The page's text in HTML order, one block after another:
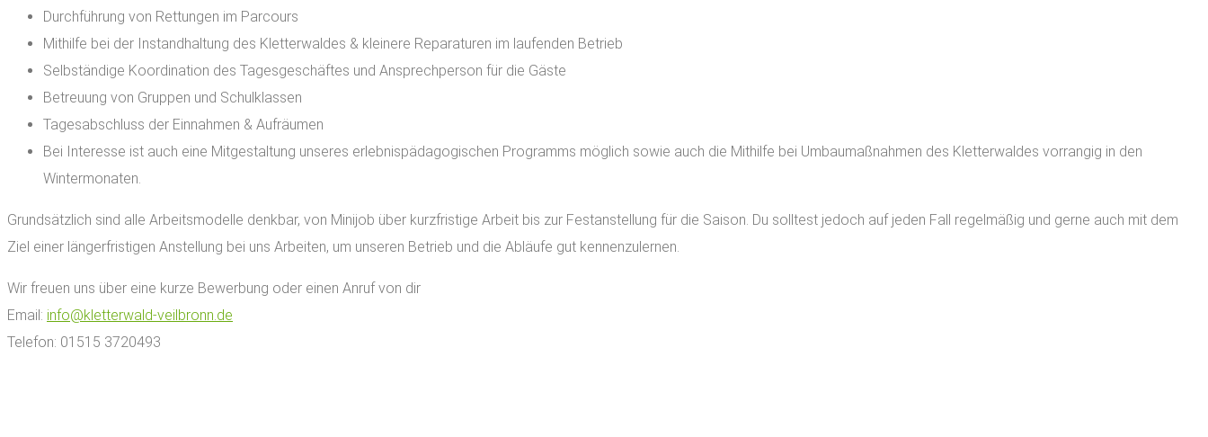
Durchführung von Rettungen im Parcours
Mithilfe bei der Instandhaltung des Kletterwaldes & kleinere Reparaturen im laufenden Betrieb
Selbständige Koordination des Tagesgeschäftes und Ansprechperson für die Gäste
Betreuung von Gruppen und Schulklassen
Tagesabschluss der Einnahmen & Aufräumen
Bei Interesse ist auch eine Mitgestaltung unseres erlebnispädagogischen Programms möglich sowie auch die Mithilfe bei Umbaumaßnahmen des Kletterwaldes vorrangig in den
Wintermonaten.
Grundsätzlich sind alle Arbeitsmodelle denkbar, von Minijob über kurzfristige Arbeit bis zur Festanstellung für die Saison. Du solltest jedoch auf jeden Fall regelmäßig und gerne auch mit dem
Ziel einer längerfristigen Anstellung bei uns Arbeiten, um unseren Betrieb und die Abläufe gut kennenzulernen.
Wir freuen uns über eine kurze Bewerbung oder einen Anruf von dir
Email: info@kletterwald-veilbronn.de
Telefon: 01515 3720493